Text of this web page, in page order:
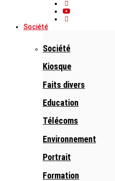
Société
Société
Kiosque
Faits divers
Education
Télécoms
Environnement
Portrait
Formation